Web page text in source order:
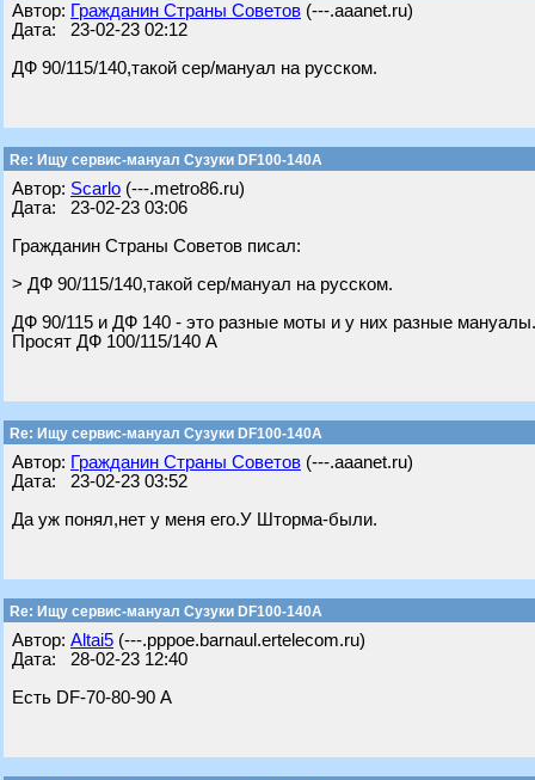
Автор: Гражданин Страны Советов (---.aaanet.ru)
Дата: 23-02-23 02:12
ДФ 90/115/140,такой сер/мануал на русском.
Re: Ищу сервис-мануал Сузуки DF100-140A
Автор: Scarlo (---.metro86.ru)
Дата: 23-02-23 03:06
Гражданин Страны Советов писал:
> ДФ 90/115/140,такой сер/мануал на русском.
ДФ 90/115 и ДФ 140 - это разные моты и у них разные мануалы.
Просят ДФ 100/115/140 А
Re: Ищу сервис-мануал Сузуки DF100-140A
Автор: Гражданин Страны Советов (---.aaanet.ru)
Дата: 23-02-23 03:52
Да уж понял,нет у меня его.У Шторма-были.
Re: Ищу сервис-мануал Сузуки DF100-140A
Автор: Altai5 (---.pppoe.barnaul.ertelecom.ru)
Дата: 28-02-23 12:40
Есть DF-70-80-90 А